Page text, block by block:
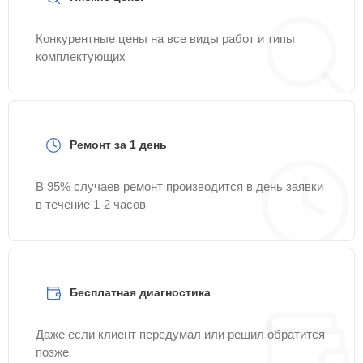
Конкурентные цены на все виды работ и типы
комплектующих
Ремонт за 1 день
В 95% случаев ремонт производится в день заявки
в течение 1-2 часов
Бесплатная диагностика
Даже если клиент передумал или решил обратится
позже